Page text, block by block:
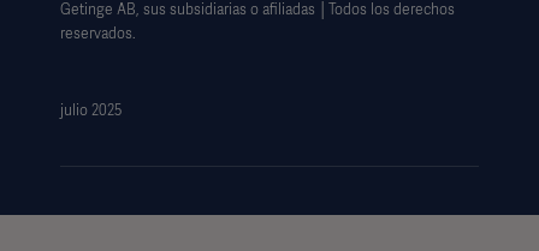
Monit Comput. 2016 Feb;30(1):63-68.
Getinge AB, sus subsidiarias o afiliadas │Todos los derechos
reservados.
julio 2025